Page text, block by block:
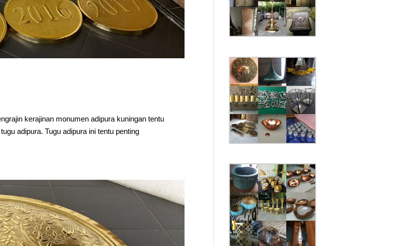
kerajinan monumen adipura kuningan tentu
adipura. Tugu adipura ini tentu penting